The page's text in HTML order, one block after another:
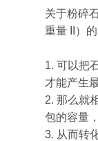
for
大就还要
//
前tn-1件
      } else {
//
关于粉碎
重量 II）
1. 可以把
才能产生
2. 那么就
包的容量